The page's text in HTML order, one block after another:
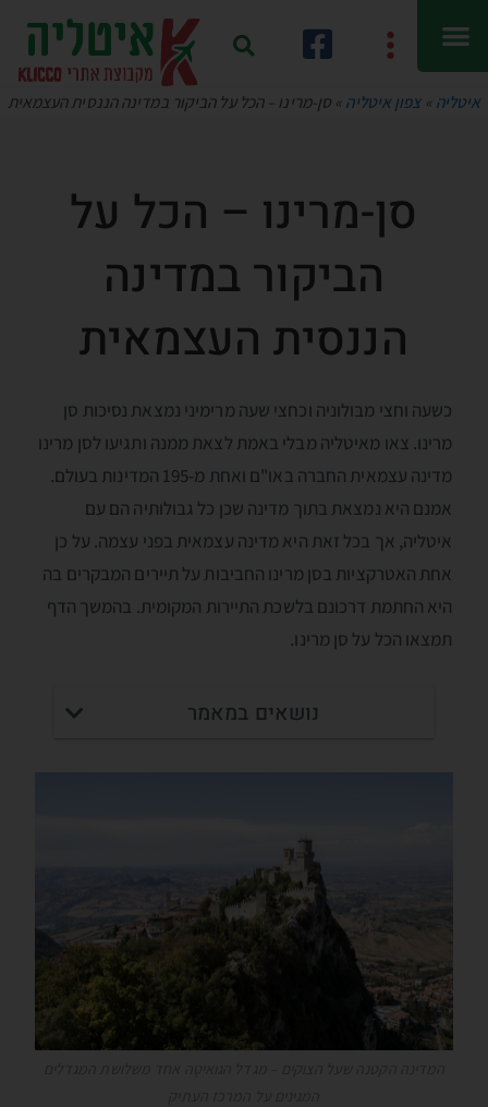
איטליה »צפון איטליה » סן-מרינו – הכל על הביקור במדינה הננסית העצמאית
סן-מרינו – הכל על
הביקור במדינה
הננסית העצמאית
כשעה וחצי מבּולוניה וכחצי שעה מרימיני נמצאת נסיכות סן
מרינו. צאו מאיטליה מבלי באמת לצאת ממנה ותגיעו לסן מרינו
מדינה עצמאית החברה באו"ם ואחת מ-195 המדינות בעולם.
אמנם היא נמצאת בתוך מדינה שכן כל גבולותיה הם עם
איטליה, אך בכל זאת היא מדינה עצמאית בפני עצמה. על כן
אחת האטרקציות בסן מרינו החביבות על תיירים המבקרים בה
היא החתמת דרכונם בלשכת התיירות המקומית. בהמשך הדף
תמצאו הכל על סן מרינו.
נושאים במאמר